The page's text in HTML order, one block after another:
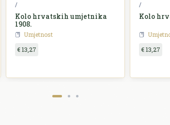
/
Kolo hrvatskih umjetnika
1908.
Umjetnost
€ 13,27
/
Kolo
€ 13,27